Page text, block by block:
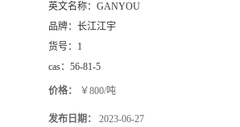
英文名称： GANYOU
品牌： 长江江宇
货号： 1
cas： 56-81-5
价格： ￥800/吨
发布日期： 2023-06-27